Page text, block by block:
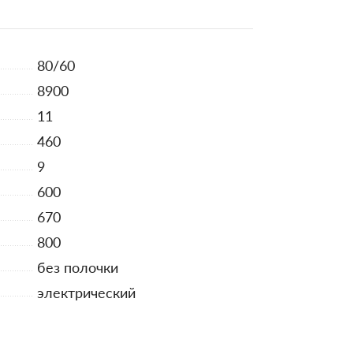
80/60
8900
11
460
9
600
670
800
без полочки
электрический